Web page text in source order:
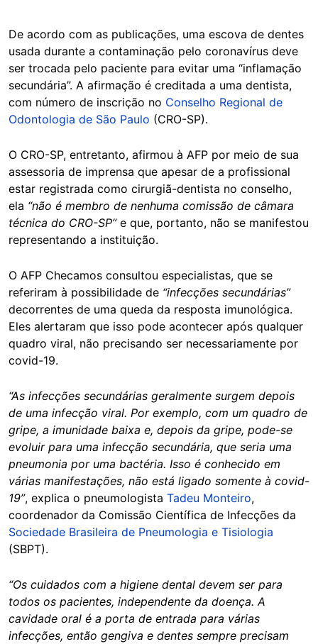
De acordo com as publicações, uma escova de dentes
usada durante a contaminação pelo coronavírus deve
ser trocada pelo paciente para evitar uma “inflamação
secundária”. A afirmação é creditada a uma dentista,
com número de inscrição no Conselho Regional de
Odontologia de São Paulo (CRO-SP).
O CRO-SP, entretanto, afirmou à AFP por meio de sua
assessoria de imprensa que apesar de a profissional
estar registrada como cirurgiã-dentista no conselho,
ela “não é membro de nenhuma comissão de câmara
técnica do CRO-SP”e que, portanto, não se manifestou
representando a instituição.
O AFP Checamos consultou especialistas, que se
referiram à possibilidade de “infecções secundárias”
decorrentes de uma queda da resposta imunológica.
Eles alertaram que isso pode acontecer após qualquer
quadro viral, não precisando ser necessariamente por
covid-19.
“As infecções secundárias geralmente surgem depois
de uma infecção viral. Por exemplo, com um quadro de
gripe, a imunidade baixa e, depois da gripe, pode-se
evoluir para uma infecção secundária, que seria uma
pneumonia por uma bactéria. Isso é conhecido em
várias manifestações, não está ligado somente à covid-
19”, explica o pneumologista Tadeu Monteiro,
coordenador da Comissão Científica de Infecções da
Sociedade Brasileira de Pneumologia e Tisiologia
(SBPT).
“Os cuidados com a higiene dental devem ser para
todos os pacientes, independente da doença. A
cavidade oral é a porta de entrada para várias
infecções, então gengiva e dentes sempre precisam